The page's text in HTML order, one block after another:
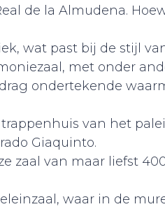
de la Almudena.
wat past bij de stijl
met onder
ondertekende
van het
Giaquinto.
zaal van maar liefst
waar in de